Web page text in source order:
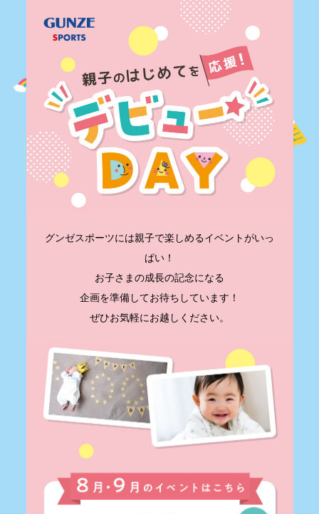
グンゼスポーツには親子で楽しめるイベントがいっ
ぱい！
お子さまの成長の記念になる
企画を準備してお待ちしています！
ぜひお気軽にお越しください。